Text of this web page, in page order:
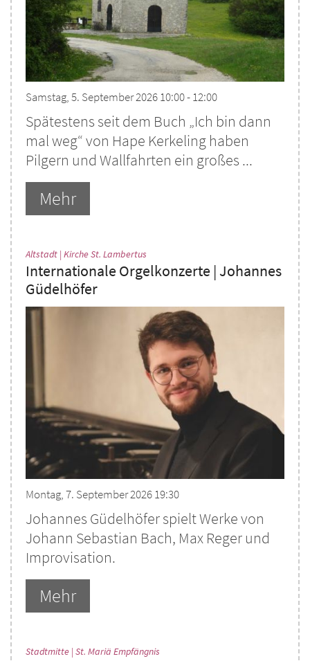
Samstag, 5. September 2026 10:00 - 12:00
Spätestens seit dem Buch „Ich bin dann
mal weg“ von Hape Kerkeling haben
Pilgern und Wallfahrten ein großes ...
Mehr
Altstadt | Kirche St. Lambertus
Internationale Orgelkonzerte | Johannes
Güdelhöfer
Montag, 7. September 2026 19:30
Johannes Güdelhöfer spielt Werke von
Johann Sebastian Bach, Max Reger und
Improvisation.
Mehr
Stadtmitte | St. Mariä Empfängnis